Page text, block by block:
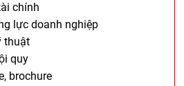
chính
lực doanh nghiệp
thuật
quy
brochure